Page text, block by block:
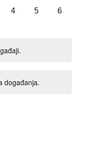
0
4
0
5
0
6
događanja.